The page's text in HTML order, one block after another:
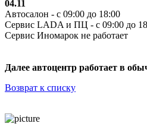
04.11
Автосалон - с 09:00 до 18:00
Сервис LADA и ПЦ - с 09:00 до
Сервис Иномарок не работает
Далее автоцентр работает в
Возврат к списку